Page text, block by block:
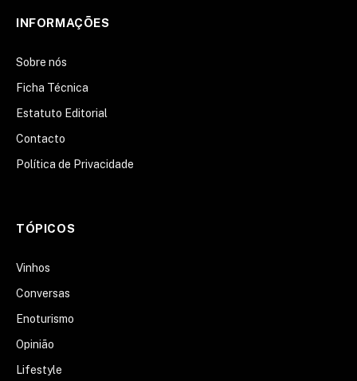
INFORMAÇÕES
Sobre nós
Ficha Técnica
Estatuto Editorial
Contacto
Política de Privacidade
TÓPICOS
Vinhos
Conversas
Enoturismo
Opinião
Lifestyle